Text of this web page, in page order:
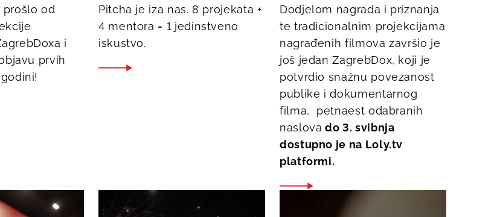
prošlo od
i
prvih
Pitcha je iza nas. 8 projekata +
4 mentora = 1 jedinstveno
iskustvo.
Dodjelom nagrada i priznanja
te tradicionalnim projekcijama
nagrađenih filmova završio je
još jedan ZagrebDox, koji je
potvrdio snažnu povezanost
publike i dokumentarnog
filma, petnaest odabranih
naslova do 3. svibnja
dostupno je na Loly.tv
platformi.